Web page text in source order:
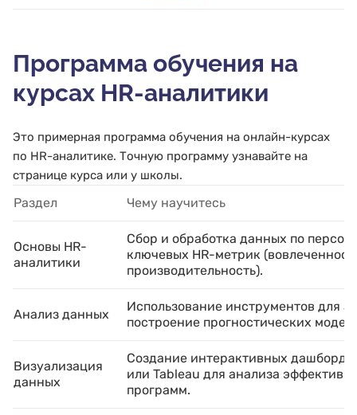
Программа обучения на
курсах HR-аналитики
Это примерная программа обучения на онлайн-курсах
по HR-аналитике. Точную программу узнавайте на
странице курса или у школы.
Раздел Чему научитесь
Основы HR-
аналитики
Сбор и обработка данных по
ключевых HR-метрик
производительность).
Анализ данных
Использование инструментов для
построение прогностических
Визуализация
данных
Создание интерактивных
или Tableau для анализа
программ.